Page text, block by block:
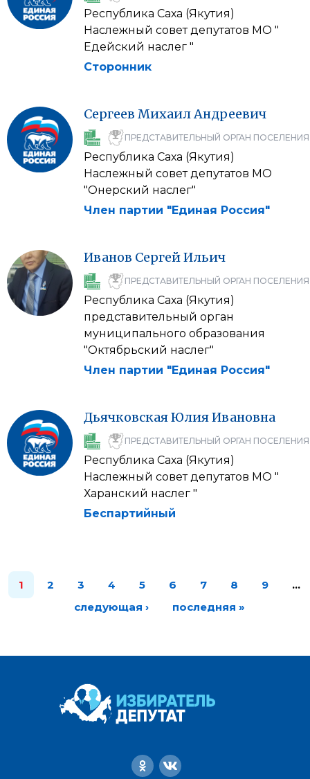
Республика Саха (Якутия)
Наслежный совет депутатов МО "
Едейский наслег "
Сторонник
Сергеев МихаилАндреевич
ПРЕДСТАВИТЕЛЬНЫЙ ОРГАН ПОСЕЛЕНИЯ
Республика Саха (Якутия)
Наслежный совет депутатов МО
"Онерский наслег"
Член партии "Единая Россия"
Иванов СергейИльич
ПРЕДСТАВИТЕЛЬНЫЙ ОРГАН ПОСЕЛЕНИЯ
Республика Саха (Якутия)
представительный орган
муниципального образования
"Октябрьский наслег"
Член партии "Единая Россия"
ДьячковскаяЮлияИвановна
ПРЕДСТАВИТЕЛЬНЫЙ ОРГАН ПОСЕЛЕНИЯ
Республика Саха (Якутия)
Наслежный совет депутатов МО "
Харанский наслег "
Беспартийный
1 2 3 4 5 6 7 8 9
…
следующая ›
последняя »